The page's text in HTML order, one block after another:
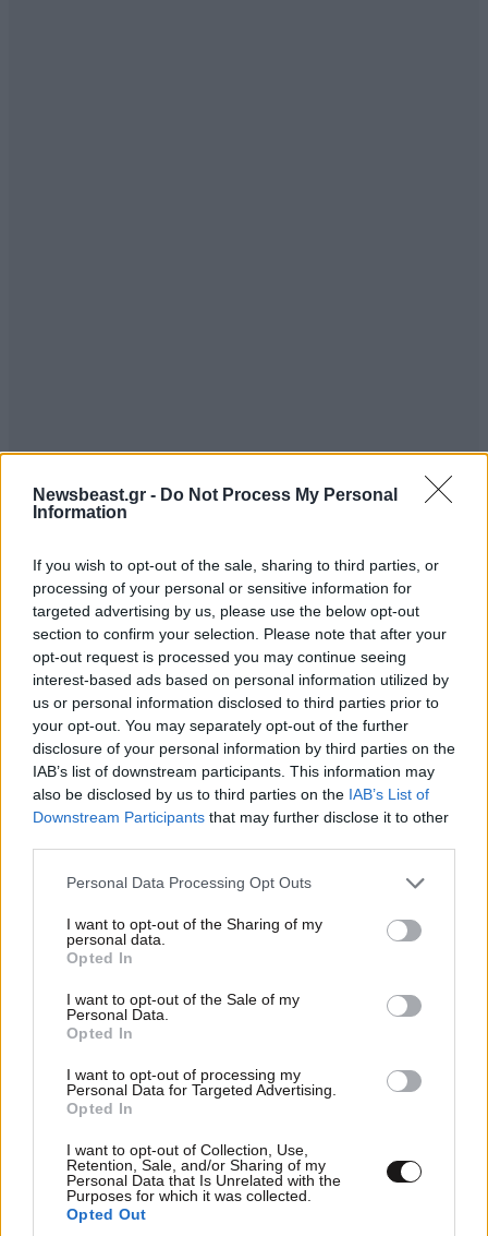
Newsbeast.gr - Do Not Process My Personal
Information
If you wish to opt-out of the sale, sharing to third parties, or
processing of your personal or sensitive information for
targeted advertising by us, please use the below opt-out
section to confirm your selection. Please note that after your
opt-out request is processed you may continue seeing
interest-based ads based on personal information utilized by
us or personal information disclosed to third parties prior to
your opt-out. You may separately opt-out of the further
disclosure of your personal information by third parties on the
IAB’s list of downstream participants. This information may
also be disclosed by us to third parties on the IAB’s List of
Downstream Participants that may further disclose it to other
Please note that this website/app uses one or more Google
not limited to your visit or usage behaviour. You may click to
grant or deny consent to Google and its third-party tags to
use your data for below specified purposes in below Google
consent section.
Personal Data Processing Opt Outs
I want to opt-out of the Sharing of my
personal data.
Opted In
I want to opt-out of the Sale of my
Personal Data.
Opted In
I want to opt-out of processing my
Personal Data for Targeted Advertising.
Opted In
I want to opt-out of Collection, Use,
Retention, Sale, and/or Sharing of my
Personal Data that Is Unrelated with the
Purposes for which it was collected.
Opted Out
LIFESTYLE05·08·2026 17:48
από τη βασιλική οικογένεια της Ισπανίας